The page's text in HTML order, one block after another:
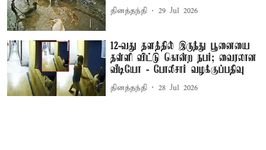
தினத்தந்தி 29 Jul 2026
12-வது தளத்தில் இருந்து பூனையை
தள்ளி விட்டு கொன்ற நபர்; வைரலான
வீடியோ - போலீசார் வழக்குப்பதிவு
தினத்தந்தி 28 Jul 2026